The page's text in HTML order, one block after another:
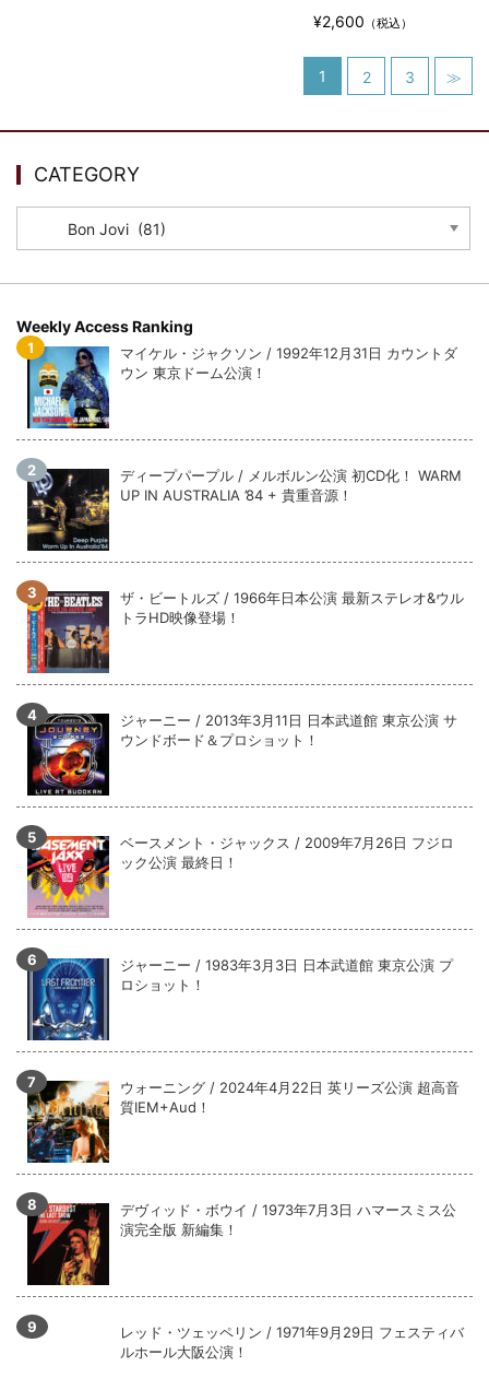
¥2,600 （税込）
1 2 3 ≫
CATEGORY
Weekly Access Ranking
マイケル・ジャクソン / 1992年12月31日 カウントダ
ウン 東京ドーム公演！
ディープパープル / メルボルン公演 初CD化！ WARM
UP IN AUSTRALIA ’84 + 貴重音源！
ザ・ビートルズ / 1966年日本公演 最新ステレオ&ウル
トラHD映像登場！
ジャーニー / 2013年3月11日 日本武道館 東京公演 サ
ウンドボード＆プロショット！
ベースメント・ジャックス / 2009年7月26日 フジロ
ック公演 最終日！
ジャーニー / 1983年3月3日 日本武道館 東京公演 プ
ロショット！
ウォーニング / 2024年4月22日 英リーズ公演 超高音
質IEM+Aud！
デヴィッド・ボウイ / 1973年7月3日 ハマースミス公
演完全版 新編集！
レッド・ツェッペリン / 1971年9月29日 フェスティバ
ルホール大阪公演！